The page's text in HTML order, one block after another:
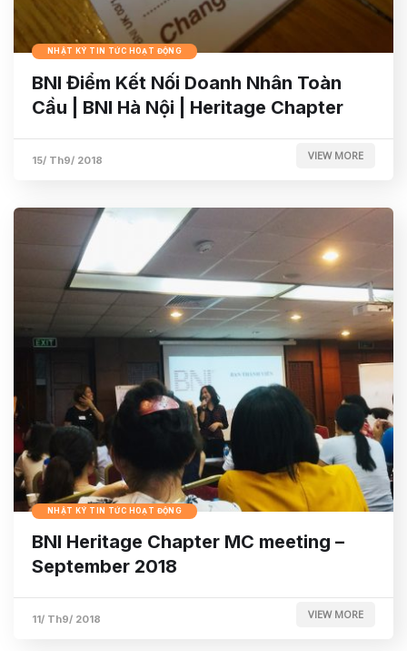
NHẬT KÝ TIN TỨC HOẠT ĐỘNG
BNI Điểm Kết Nối Doanh Nhân Toàn
Cầu | BNI Hà Nội | Heritage Chapter
15/ Th9/ 2018 VIEW MORE
NHẬT KÝ TIN TỨC HOẠT ĐỘNG
BNI Heritage Chapter MC meeting –
September 2018
11/ Th9/ 2018 VIEW MORE